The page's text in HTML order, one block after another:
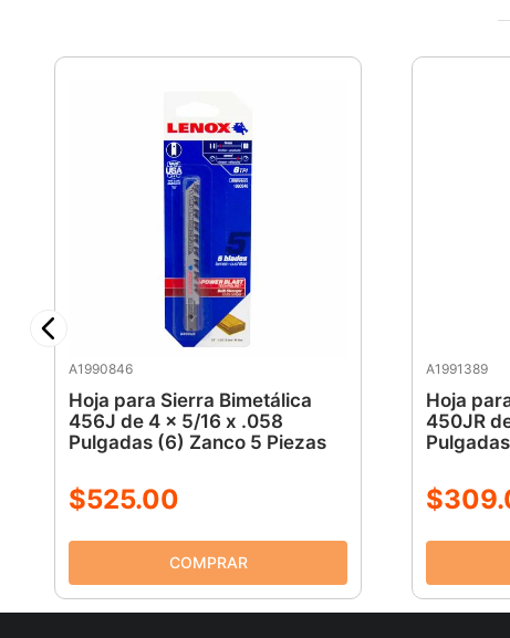
A1990846
Hoja para Sierra Bimetálica
456J de 4 x 5/16 x .058
Pulgadas (6) Zanco 5 Piezas
$525.00
A1991389
Hoja
450JR
$309.